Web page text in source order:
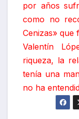
por años
como no
Cenizas» que
Valentín
riqueza, la
tenía una
no ha